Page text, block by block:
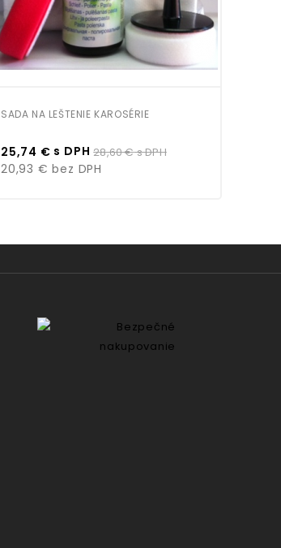
SADA NA LEŠTENIE KAROSÉRIE
Cena
25,74 € s DPH Bežná
cena
28,60 €s DPH
20,93 € bez DPH